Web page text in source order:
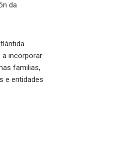
da
a incorporar
familias,
e entidades